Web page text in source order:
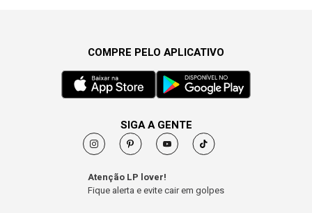
COMPRE PELO APLICATIVO
SIGA A GENTE
Atenção LP lover!
Fique alerta e evite cair em golpes